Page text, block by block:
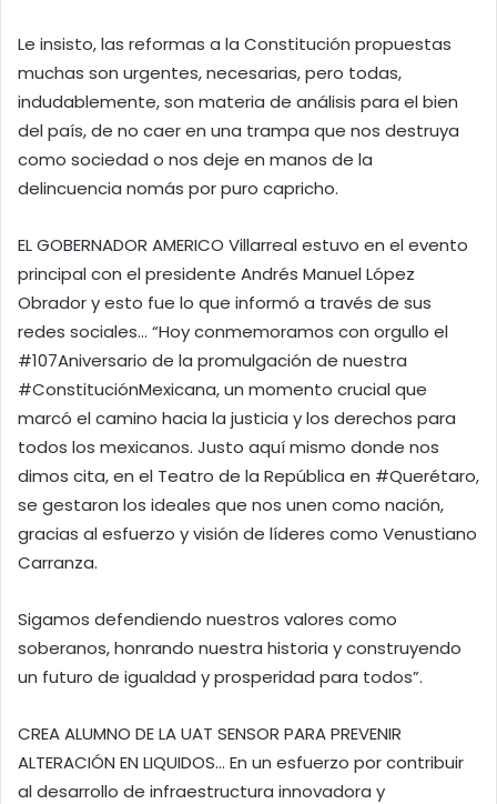
Le insisto, las reformas a la Constitución propuestas
muchas son urgentes, necesarias, pero todas,
indudablemente, son materia de análisis para el bien
del país, de no caer en una trampa que nos destruya
como sociedad o nos deje en manos de la
delincuencia nomás por puro capricho.
EL GOBERNADOR AMERICO Villarreal estuvo en el evento
principal con el presidente Andrés Manuel López
Obrador y esto fue lo que informó a través de sus
redes sociales… “Hoy conmemoramos con orgullo el
#107Aniversario de la promulgación de nuestra
#ConstituciónMexicana, un momento crucial que
marcó el camino hacia la justicia y los derechos para
todos los mexicanos. Justo aquí mismo donde nos
dimos cita, en el Teatro de la República en #Querétaro,
se gestaron los ideales que nos unen como nación,
gracias al esfuerzo y visión de líderes como Venustiano
Carranza.
Sigamos defendiendo nuestros valores como
soberanos, honrando nuestra historia y construyendo
un futuro de igualdad y prosperidad para todos”.
CREA ALUMNO DE LA UAT SENSOR PARA PREVENIR
ALTERACIÓN EN LIQUIDOS… En un esfuerzo por contribuir
al desarrollo de infraestructura innovadora y